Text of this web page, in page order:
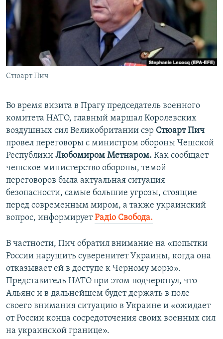
ПОБЕДИТЕЛЕЙ НЕ СУДЯТ?
КРЫМ.НЕПОКОРЕННЫЙ
УКРАИНСКАЯ ПРОБЛЕМА КРЫМА
ПРИСОЕДИНЯЙТЕСЬ!
Все сайты RFE/RL
Стюарт Пич
Во время визита в Прагу председатель военного
комитета НАТО, главный маршал Королевских
воздушных сил Великобритании сэр Стюарт Пич
провел переговоры с министром обороны Чешской
Республики Любомиром Метнаром. Как сообщает
чешское министерство обороны, темой
переговоров была актуальная ситуация
безопасности, самые большие угрозы, стоящие
перед современным миром, а также украинский
вопрос, информируетРадіо Свобода.
В частности, Пич обратил внимание на «попытки
России нарушить суверенитет Украины, когда она
отказывает ей в доступе к Черному морю».
Представитель НАТО при этом подчеркнул, что
Альянс и в дальнейшем будет держать в поле
своего внимания ситуацию в Украине и «ожидает
от России конца сосредоточения своих военных сил
на украинской границе».